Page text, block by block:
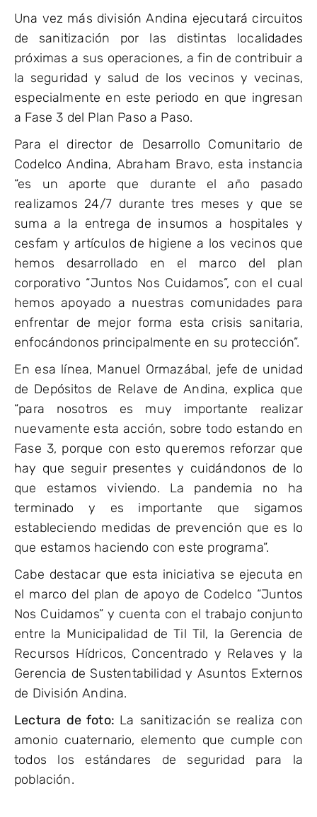
Una vez más división Andina ejecutará circuitos
de sanitización por las distintas localidades
próximas a sus operaciones, a fin de contribuir a
la seguridad y salud de los vecinos y vecinas,
especialmente en este periodo en que ingresan
a Fase 3 del Plan Paso a Paso.
Para el director de Desarrollo Comunitario de
Codelco Andina, Abraham Bravo, esta instancia
“es un aporte que durante el año pasado
realizamos 24/7 durante tres meses y que se
suma a la entrega de insumos a hospitales y
cesfam y artículos de higiene a los vecinos que
hemos desarrollado en el marco del plan
corporativo “Juntos Nos Cuidamos”, con el cual
hemos apoyado a nuestras comunidades para
enfrentar de mejor forma esta crisis sanitaria,
enfocándonos principalmente en su protección”.
En esa línea, Manuel Ormazábal, jefe de unidad
de Depósitos de Relave de Andina, explica que
“para nosotros es muy importante realizar
nuevamente esta acción, sobre todo estando en
Fase 3, porque con esto queremos reforzar que
hay que seguir presentes y cuidándonos de lo
que estamos viviendo. La pandemia no ha
terminado y es importante que sigamos
estableciendo medidas de prevención que es lo
que estamos haciendo con este programa”.
Cabe destacar que esta iniciativa se ejecuta en
el marco del plan de apoyo de Codelco “Juntos
Nos Cuidamos” y cuenta con el trabajo conjunto
entre la Municipalidad de Til Til, la Gerencia de
Recursos Hídricos, Concentrado y Relaves y la
Gerencia de Sustentabilidad y Asuntos Externos
de División Andina.
Lectura de foto: La sanitización se realiza con
amonio cuaternario, elemento que cumple con
todos los estándares de seguridad para la
población.